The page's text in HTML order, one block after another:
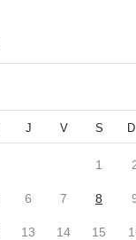
J V S D
1
6 7 8
13 14 15